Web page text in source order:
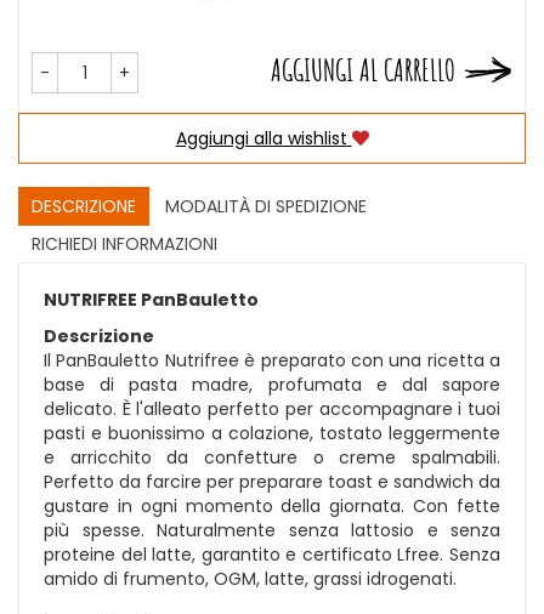
- + AGGIUNGI AL CARRELLO
Aggiungi alla wishlist
DESCRIZIONE
MODALITÀ DI SPEDIZIONE
RICHIEDI INFORMAZIONI
NUTRIFREE PanBauletto
Descrizione
Il PanBauletto Nutrifree è preparato con una ricetta a
base di pasta madre, profumata e dal sapore
delicato. È l'alleato perfetto per accompagnare i tuoi
pasti e buonissimo a colazione, tostato leggermente
e arricchito da confetture o creme spalmabili.
Perfetto da farcire per preparare toast e sandwich da
gustare in ogni momento della giornata. Con fette
più spesse. Naturalmente senza lattosio e senza
proteine del latte, garantito e certificato Lfree. Senza
amido di frumento, OGM, latte, grassi idrogenati.